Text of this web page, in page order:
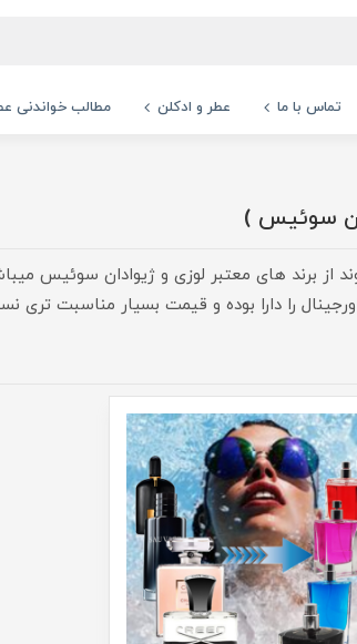
تماس با ما عطر و ادکلن مطالب خواندنی
سوئیس )
برند های معتبر لوزی و ژیوادان سوئیس
90% شباهت به ادکلن اورجینال را دارا بوده و قیمت